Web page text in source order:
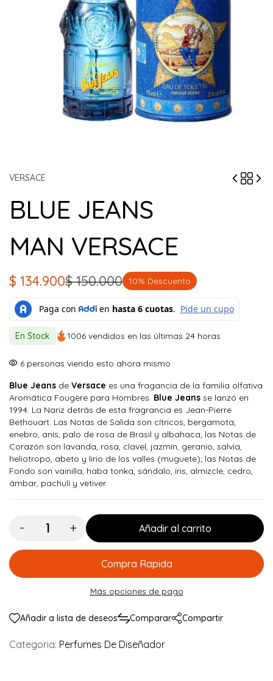
VERSACE
BLUE JEANS
MAN VERSACE
$150.000
El
precio
original
era:
$ 150.000.
$ 134.900
El
precio
actual
es:
$ 134.900.
10% Descuento
En Stock 1006 vendidos en las últimas 24 horas
6 personas viendo esto ahora mismo
Blue Jeans de Versace es una fragancia de la familia olfativa
Aromática Fougère para Hombres. Blue Jeans se lanzó en
1994. La Nariz detrás de esta fragrancia es Jean-Pierre
Bethouart. Las Notas de Salida son cítricos, bergamota,
enebro, anís, palo de rosa de Brasil y albahaca; las Notas de
Corazón son lavanda, rosa, clavel, jazmín, geranio, salvia,
heliotropo, abeto y lirio de los valles (muguete); las Notas de
Fondo son vainilla, haba tonka, sándalo, iris, almizcle, cedro,
ámbar, pachulí y vetiver.
Cantidad:
Añadir al carrito
Compra Rapida
Más opciones de pago
Añadir a lista de deseos Comparar Compartir
Categoria: Perfumes De Diseñador